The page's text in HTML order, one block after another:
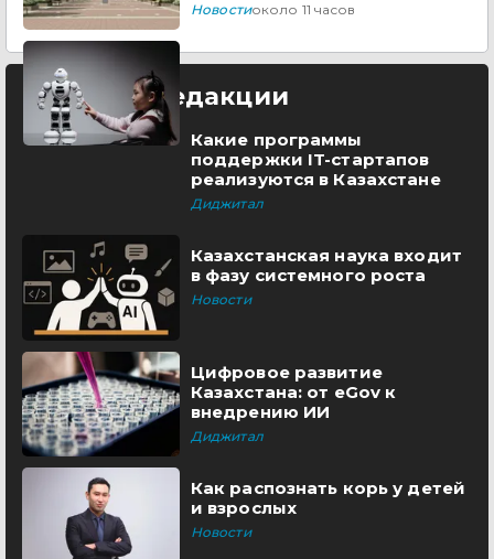
Новостиоколо 11 часов
Выбор редакции
Какие программы
поддержки IT-стартапов
реализуются в Казахстане
Диджитал
Казахстанская наука входит
в фазу системного роста
Новости
Цифровое развитие
Казахстана: от eGov к
внедрению ИИ
Диджитал
Как распознать корь у детей
и взрослых
Новости